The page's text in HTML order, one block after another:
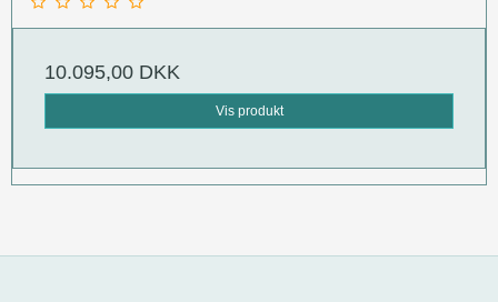
10.095,00 DKK
Vis produkt